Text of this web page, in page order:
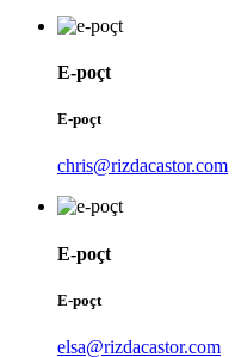
E-poçt
E-poçt
chris@rizdacastor.com
E-poçt
E-poçt
elsa@rizdacastor.com